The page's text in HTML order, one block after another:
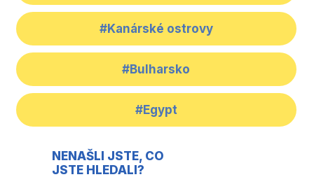
#Kanárské ostrovy
#Bulharsko
#Egypt
NENAŠLI JSTE, CO
JSTE HLEDALI?